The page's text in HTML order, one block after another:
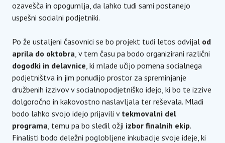
ozavešča in opogumlja, da lahko tudi sami postanejo
uspešni socialni podjetniki.
Po že ustaljeni časovnici se bo projekt tudi letos odvijal od
aprila do oktobra, v tem času pa bodo organizirani različni
dogodki in delavnice, ki mlade učijo pomena socialnega
podjetništva in jim ponudijo prostor za spreminjanje
družbenih izzivov v socialnopodjetniško idejo, ki bo te izzive
dolgoročno in kakovostno naslavljala ter reševala. Mladi
bodo lahko svojo idejo prijavili v tekmovalni del
programa, temu pa bo sledil ožji izbor finalnih ekip.
Finalisti bodo deležni poglobljene inkubacije svoje ideje, ki